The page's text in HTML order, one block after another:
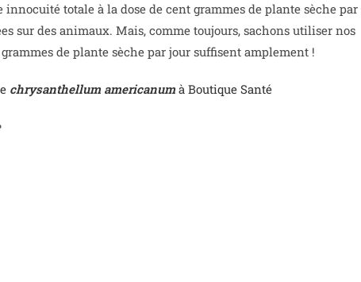
totale à la dose de cent grammes de plante sèche par
sur des animaux. Mais, comme toujours, sachons utiliser nos
de plante sèche par jour suffisent amplement !
chrysanthellum americanum à Boutique Santé